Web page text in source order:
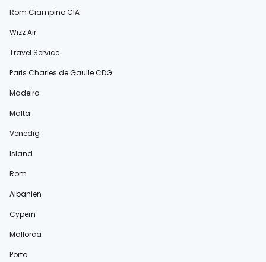
Rom Ciampino CIA
Wizz Air
Travel Service
Paris Charles de Gaulle CDG
Madeira
Malta
Venedig
Island
Rom
Albanien
Cypern
Mallorca
Porto